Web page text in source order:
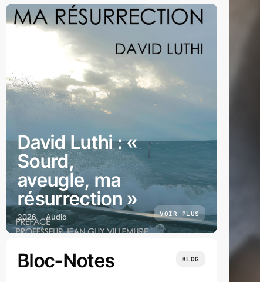
David Luthi : «
Sourd,
aveugle, ma
résurrection »
2026 Audio VOIR PLUS
Bloc-Notes BLOG